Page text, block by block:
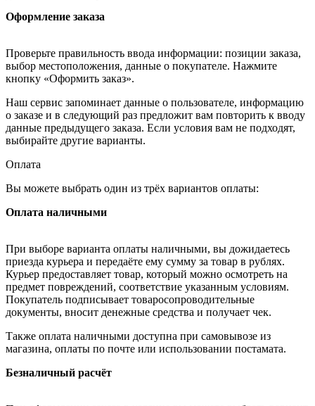
Оформление заказа
Проверьте правильность ввода информации: позиции заказа,
выбор местоположения, данные о покупателе. Нажмите
кнопку «Оформить заказ».
Наш сервис запоминает данные о пользователе, информацию
о заказе и в следующий раз предложит вам повторить к вводу
данные предыдущего заказа. Если условия вам не подходят,
выбирайте другие варианты.
Оплата
Вы можете выбрать один из трёх вариантов оплаты:
Оплата наличными
При выборе варианта оплаты наличными, вы дожидаетесь
приезда курьера и передаёте ему сумму за товар в рублях.
Курьер предоставляет товар, который можно осмотреть на
предмет повреждений, соответствие указанным условиям.
Покупатель подписывает товаросопроводительные
документы, вносит денежные средства и получает чек.
Также оплата наличными доступна при самовывозе из
магазина, оплаты по почте или использовании постамата.
Безналичный расчёт